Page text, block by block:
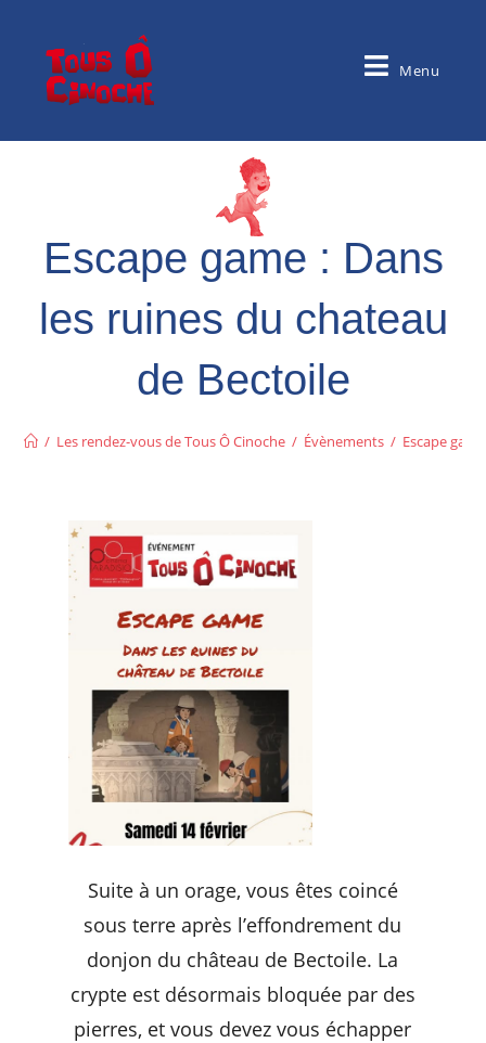
Menu
Escape game : Dans
les ruines du chateau
de Bectoile
/ Les rendez-vous de Tous Ô Cinoche / Évènements / Escape
Suite à un orage, vous êtes coincé
sous terre après l’effondrement du
donjon du château de Bectoile. La
crypte est désormais bloquée par des
pierres, et vous devez vous échapper